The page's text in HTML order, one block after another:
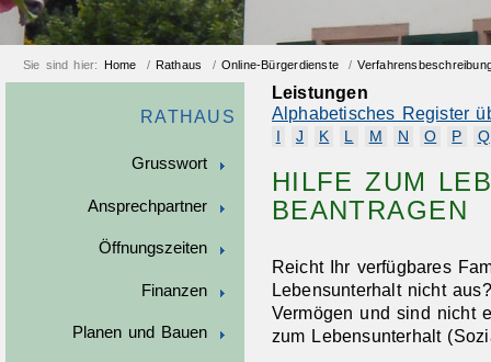
Sie sind hier: Home / Rathaus / Online-Bürgerdienste /
RATHAUS
Grusswort
Ansprechpartner
Öffnungszeiten
Finanzen
Planen und Bauen
Leistungen
Alphabetisches Register
J K L M N O P Q
HILFE ZUM
BEANTRAGEN
Reicht Ihr verfügbares
Lebensunterhalt nicht
Vermögen und sind nicht
zum Lebensunterhalt